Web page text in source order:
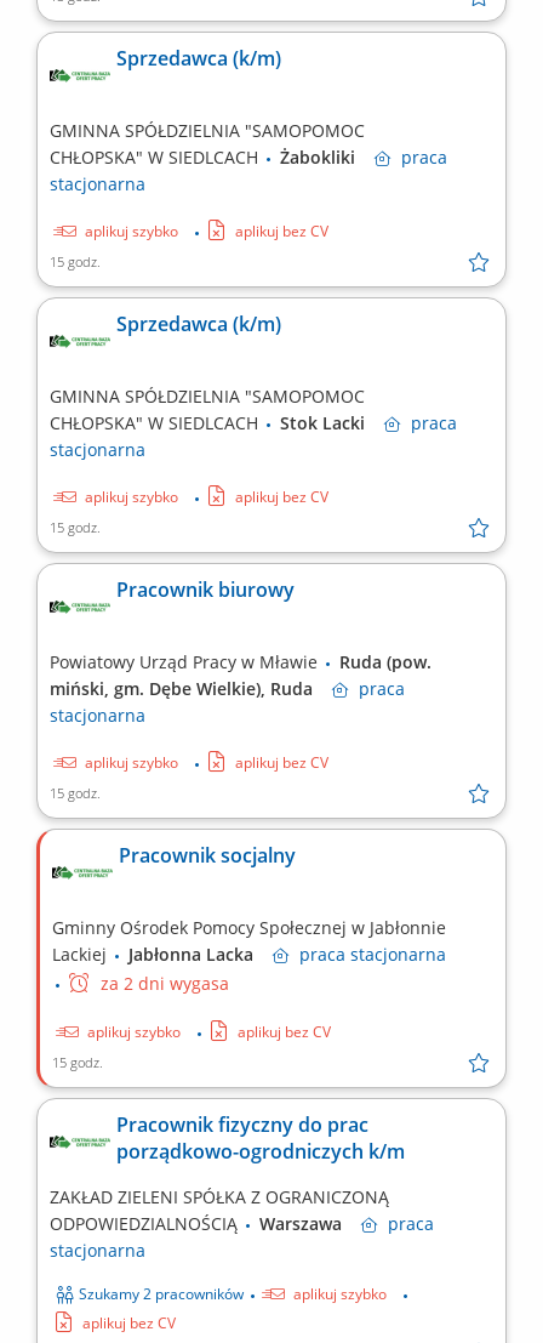
Sprzedawca (k/m)
GMINNA SPÓŁDZIELNIA "SAMOPOMOC
CHŁOPSKA" W SIEDLCACH
Żabokliki
praca
stacjonarna
aplikuj szybko aplikuj bez CV
15 godz.
Sprzedawca (k/m)
GMINNA SPÓŁDZIELNIA "SAMOPOMOC
CHŁOPSKA" W SIEDLCACH
Stok Lacki
praca
stacjonarna
aplikuj szybko aplikuj bez CV
15 godz.
Pracownik biurowy
Powiatowy Urząd Pracy w Mławie
Ruda (pow.
miński, gm. Dębe Wielkie), Ruda
praca
stacjonarna
aplikuj szybko aplikuj bez CV
15 godz.
Pracownik socjalny
Gminny Ośrodek Pomocy Społecznej w Jabłonnie
Lackiej
Jabłonna Lacka praca stacjonarna
za 2 dni wygasa
aplikuj szybko aplikuj bez CV
15 godz.
Pracownik fizyczny do prac
porządkowo-ogrodniczych k/m
ZAKŁAD ZIELENI SPÓŁKA Z OGRANICZONĄ
ODPOWIEDZIALNOŚCIĄ
Warszawa
praca
stacjonarna
Szukamy 2 pracowników
aplikuj szybko
aplikuj bez CV